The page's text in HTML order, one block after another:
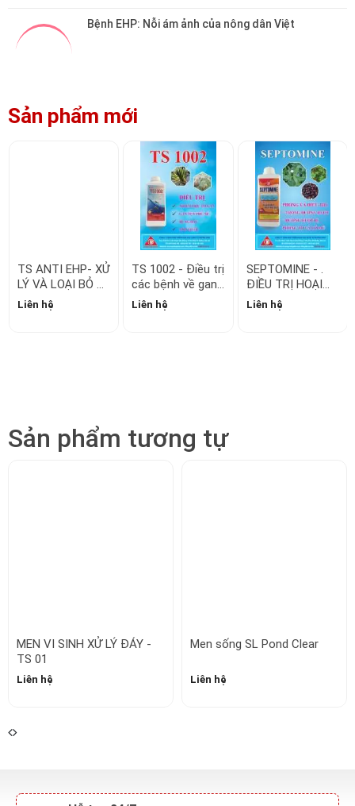
Bệnh EHP: Nỗi ám ảnh của nông dân Việt
Sản phẩm mới
TS ANTI EHP- XỬ
LÝ VÀ LOẠI BỎ VI
BÀO TỬ TRÙNG
EHP TRONG MÔI
Liên hệ
TS 1002 - Điều trị
các bệnh về gan,
rụng râu, mòn
Liên hệ
SEPTOMINE - .
ĐIỀU TRỊ HOẠI
TỬ, XUẤT HUYẾT,
PHỒNG ĐỎ
Liên hệ
Sản phẩm tương tự
MEN VI SINH XỬ LÝ ĐÁY -
TS 01
Liên hệ
Men sống SL Pond Clear
Liên hệ